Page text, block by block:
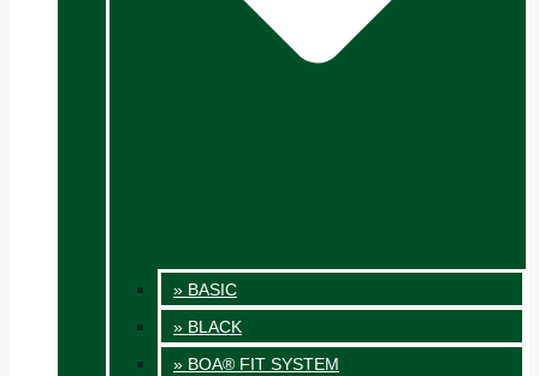
» BASIC
» BLACK
» BOA® FIT SYSTEM